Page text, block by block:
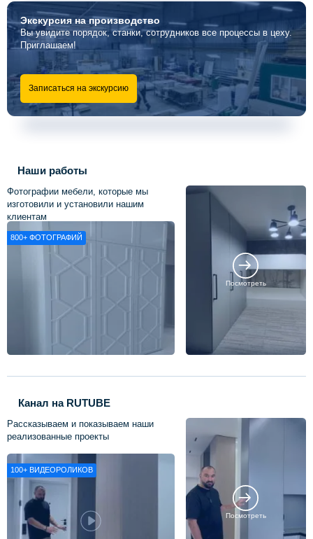
Экскурсияна производство
Вы увидите порядок, станки, сотрудников все процессы в цеху.
Приглашаем!
Записаться на экскурсию
Наши работы
Фотографии мебели, которые мы
изготовили и установили нашим
клиентам
800+ ФОТОГРАФИЙ
Посмотреть
Канал на RUTUBE
Рассказываем и показываем наши
реализованные проекты
100+ ВИДЕОРОЛИКОВ
Посмотреть